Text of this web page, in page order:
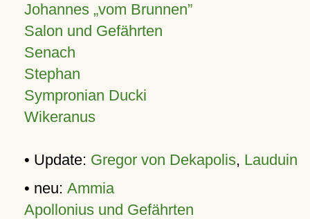
Johannes vom Brunnen
Salon und Gefährten
Senach
Stephan
Sympronian Ducki
Wikeranus
• Update: Gregor von Dekapolis, Lauduin
• neu: Ammia
Apollonius und Gefährten